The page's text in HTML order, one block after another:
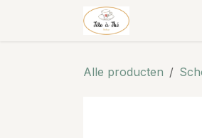
Overslaan naar inhoud
Alle producten